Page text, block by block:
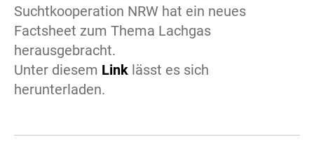
Suchtkooperation NRW hat ein neues
Factsheet zum Thema Lachgas
herausgebracht.
Unter diesem Link lässt es sich
herunterladen.